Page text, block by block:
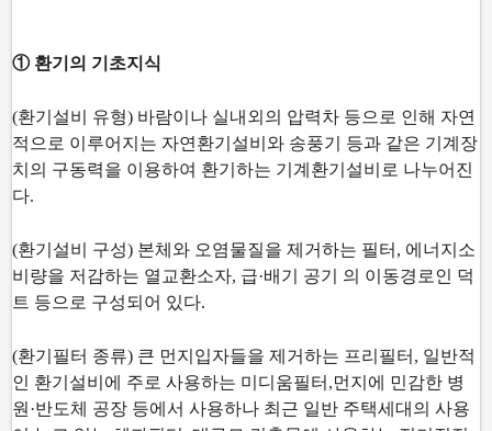
① 환기의 기초지식
(환기설비 유형) 바람이나 실내외의 압력차 등으로 인해 자연
적으로 이루어지는 자연환기설비와 송풍기 등과 같은 기계장
치의 구동력을 이용하여 환기하는 기계환기설비로 나누어진
다.
(환기설비 구성) 본체와 오염물질을 제거하는 필터, 에너지소
비량을 저감하는 열교환소자, 급·배기 공기 의 이동경로인 덕
트 등으로 구성되어 있다.
(환기필터 종류) 큰 먼지입자들을 제거하는 프리필터, 일반적
인 환기설비에 주로 사용하는 미디움필터,먼지에 민감한 병
원·반도체 공장 등에서 사용하나 최근 일반 주택세대의 사용